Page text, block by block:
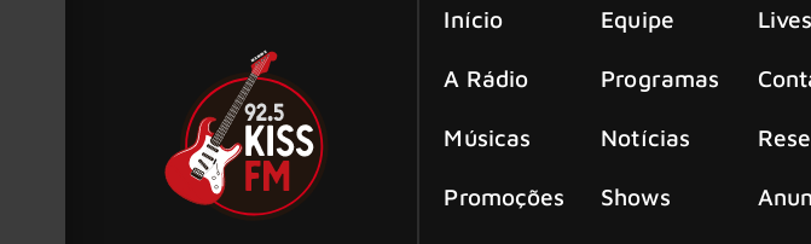
Início
A Rádio
Músicas
Promoções
Equipe
Programas
Notícias
Shows
Lives